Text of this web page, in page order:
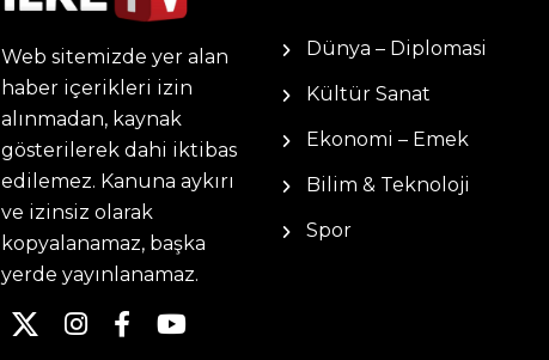
Web sitemizde yer alan
haber içerikleri izin
alınmadan, kaynak
gösterilerek dahi iktibas
edilemez. Kanuna aykırı
ve izinsiz olarak
kopyalanamaz, başka
yerde yayınlanamaz.
Dünya – Diplomasi
Kültür Sanat
Ekonomi – Emek
Bilim & Teknoloji
Spor